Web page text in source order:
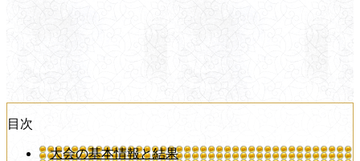
目次
大会の基本情報と結果